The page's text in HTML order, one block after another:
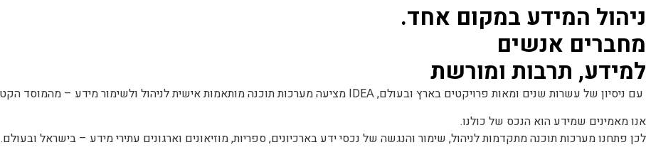
ניהול המידע במקום אחד.
מחברים אנשים
למידע, תרבות ומורשת
עם ניסיון של עשרות שנים ומאות פרויקטים בארץ ובעולם, IDEΑ מציעה מערכות תוכנה מותאמות אישית לניהול ולשימור מידע – מהמוסד הקטן ועד הארגון הגדול.
אנו מאמינים שמידע הוא הנכס של כולנו.
לכן פתחנו מערכות תוכנה מתקדמות לניהול, שימור והנגשה של נכסי ידע בארכיונים, ספריות, מוזיאונים וארגונים עתירי מידע – בישראל ובעולם.